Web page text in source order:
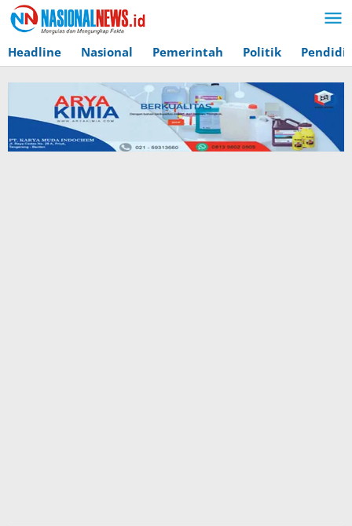
Lewati
ke
konten
Headline Nasional Pemerintah Politik